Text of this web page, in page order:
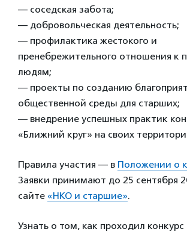
— соседская забота;
— добровольческая деятельность;
— профилактика жестокого и
пренебрежительного отношения к
людям;
— проекты по созданию
общественной среды для старших;
— внедрение успешных практик
«Ближний круг» на своих
Правила участия — в Положении о
Заявки принимают до 25 сентября
сайте «НКО и старшие».
Узнать о том, как проходил конкурс